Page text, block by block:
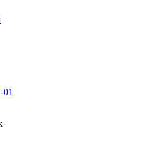
01